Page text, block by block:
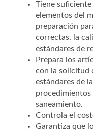
Tiene
elementos del
preparación
correctas, la
estándares de
Prepara los
con la solicitud
estándares de
procedimientos
saneamiento.
Controla el
Garantiza que